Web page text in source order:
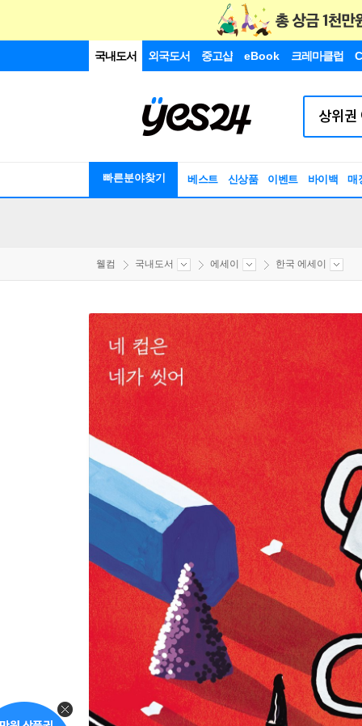
국내도서 외국도서 중고샵 eBook 크레마클럽
빠른분야찾기 베스트 신상품 이벤트 바이백 매
웰컴 국내도서 에세이 한국 에세이